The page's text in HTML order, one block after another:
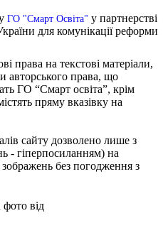
ГО "Смарт Освіта" у партнерстві
для комунікації реформи
права на текстові матеріали,
авторського права, що
ГО “Смарт освіта”, крім
пряму вказівку на
сайту дозволено лише з
- гіперпосиланням) на
без погодження з
фото від